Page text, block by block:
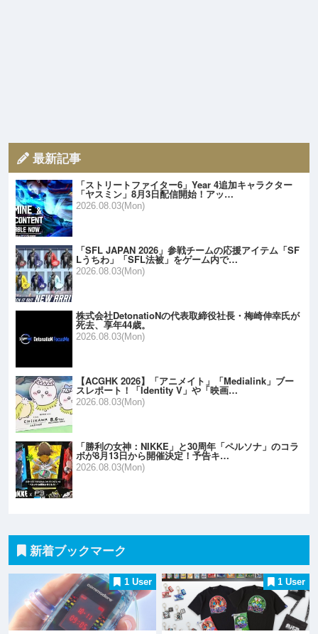
最新記事
「ストリートファイター6」Year 4追加キャラクター
「ヤスミン」8月3日配信開始！アッ…
2026.08.03(Mon)
「SFL JAPAN 2026」参戦チームの応援アイテム「SF
Lうちわ」「SFL法被」をゲーム内で…
2026.08.03(Mon)
株式会社DetonatioNの代表取締役社長・梅崎伸幸氏が
死去、享年44歳。
2026.08.03(Mon)
【ACGHK 2026】「アニメイト」「Medialink」ブー
スレポート！「Identity V」や「映画…
2026.08.03(Mon)
「勝利の女神：NIKKE」と30周年「ペルソナ」のコラ
ボが8月13日から開催決定！予告キ…
2026.08.03(Mon)
新着ブックマーク
1 User 1 User